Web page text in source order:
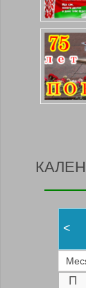
<
П